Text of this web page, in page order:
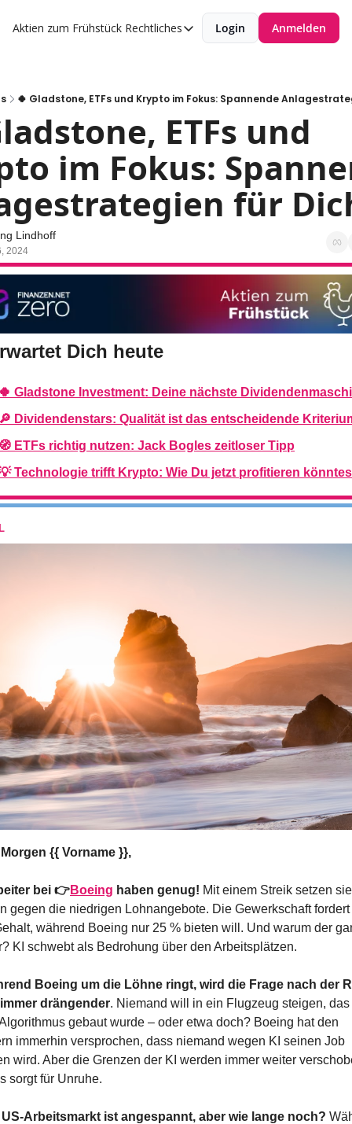
Aktien zum Frühstück Rechtliches
Rechtliches
Impressum
Login Anmelden
🍀 Gladstone, ETFs und Krypto im Fokus: Spannende
ETFs und
im Fokus:
für
Lindhoff
2024
Dich heute
Gladstone Investment: Deine nächste
Dividendenstars: Qualität ist das entscheidende
ETFs richtig nutzen: Jack Bogles zeitloser Tipp
Technologie trifft Krypto: Wie Du jetzt profitieren
{{ Vorname }},
bei 👉Boeing haben genug! Mit einem Streik setzen
gegen die niedrigen Lohnangebote. Die Gewerkschaft fordert
während Boeing nur 25 % bieten will. Und warum der
KI schwebt als Bedrohung über den Arbeitsplätzen.
Boeing um die Löhne ringt, wird die Frage nach der
drängender. Niemand will in ein Flugzeug steigen, das
gebaut wurde – oder etwa doch? Boeing hat den
immerhin versprochen, dass niemand wegen KI seinen Job
wird. Aber die Grenzen der KI werden immer weiter
sorgt für Unruhe.
Arbeitsmarkt ist angespannt, aber wie lange noch?